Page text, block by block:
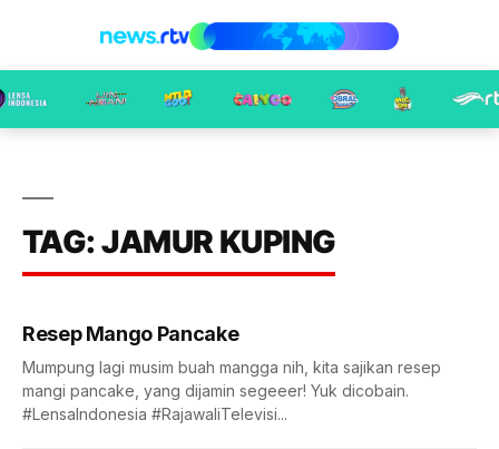
TAG: JAMUR KUPING
Resep Mango Pancake
Mumpung lagi musim buah mangga nih, kita sajikan resep
mangi pancake, yang dijamin segeeer! Yuk dicobain.
#LensaIndonesia #RajawaliTelevisi...